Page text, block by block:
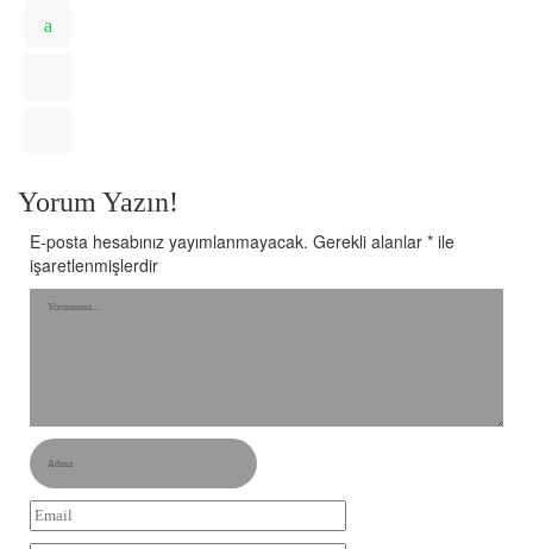
Yorum Yazın!
E-posta hesabınız yayımlanmayacak. Gerekli alanlar * ile
işaretlenmişlerdir